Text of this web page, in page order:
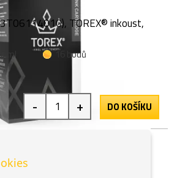
TOREX® inkoust,
ml
16 bodů
- + DO KOŠÍKU